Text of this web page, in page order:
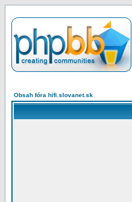
Obsah fóra hifi.slovanet.sk